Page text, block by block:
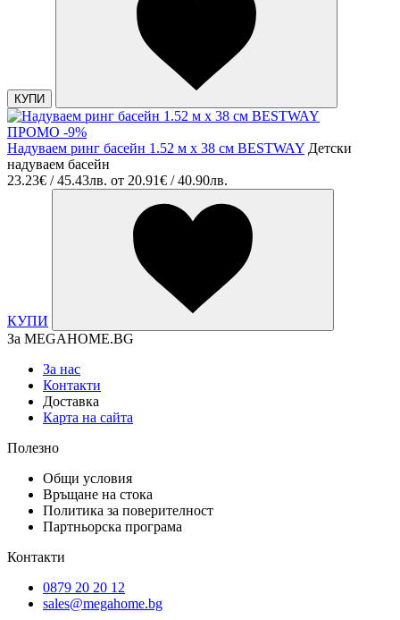
КУПИ
ПРОМО -9%
Надуваем ринг басейн 1.52 м х 38 см BESTWAY Детски
надуваем басейн
23.23€ / 45.43лв. от 20.91€ / 40.90лв.
КУПИ
За MEGAHOME.BG
За нас
Контакти
Доставка
Карта на сайта
Полезно
Общи условия
Връщане на стока
Политика за поверителност
Партньорска програма
Контакти
0879 20 20 12
sales@megahome.bg